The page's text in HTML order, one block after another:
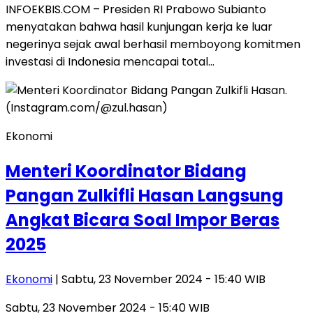
INFOEKBIS.COM – Presiden RI Prabowo Subianto
menyatakan bahwa hasil kunjungan kerja ke luar
negerinya sejak awal berhasil memboyong komitmen
investasi di Indonesia mencapai total…
Ekonomi
Menteri Koordinator Bidang
Pangan Zulkifli Hasan Langsung
Angkat Bicara Soal Impor Beras
2025
Ekonomi | Sabtu, 23 November 2024 - 15:40 WIB
Sabtu, 23 November 2024 - 15:40 WIB